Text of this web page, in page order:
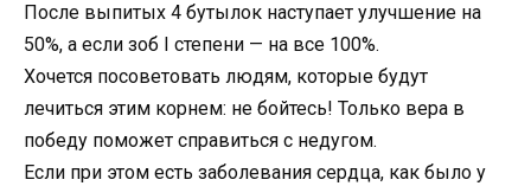
После выпитых 4 бутылок наступает улучшение на
50%, а если зоб I степени — на все 100%.
Хочется посоветовать людям, которые будут
лечиться этим корнем: не бойтесь! Только вера в
победу поможет справиться с недугом.
Если при этом есть заболевания сердца, как было у